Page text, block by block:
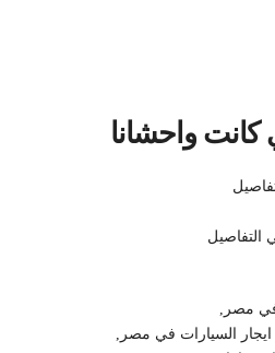
كانت واحشانا
مصر,
السيارات في مصر,